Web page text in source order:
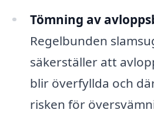
Tömning av
Regelbunden
säkerställer att
blir överfyllda och
risken för